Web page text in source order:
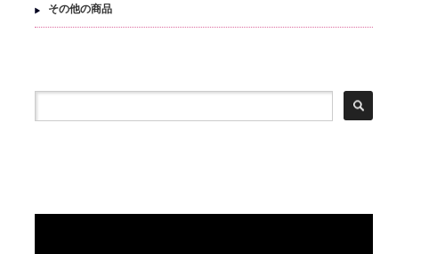
その他の商品